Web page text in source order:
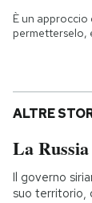
È un
permetterselo,
ALTRE
La
Il governo
suo territorio,